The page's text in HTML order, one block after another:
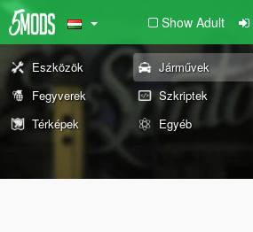
Show Adult
Eszközök Járművek
Fegyverek
Szkriptek
Térképek
Egyéb